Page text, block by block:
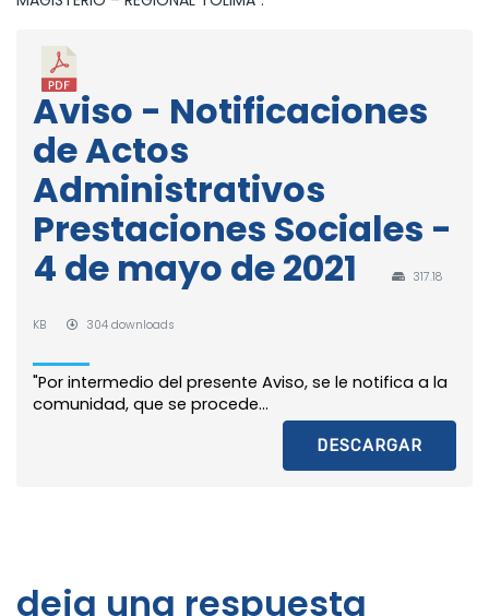
Aviso - Notificaciones
de Actos
Administrativos
Prestaciones Sociales -
4 de mayo de 2021
317.18
KB 304 downloads
"Por intermedio del presente Aviso, se le notifica a la
comunidad, que se procede...
DESCARGAR
deja una respuesta